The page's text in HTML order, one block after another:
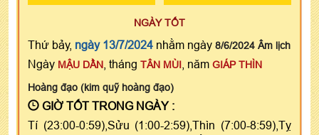
NGÀY TỐT
Thứ bảy, ngày 13/7/2024 nhằm ngày 8/6/2024 Âm lịch
Ngày MẬU DẦN , tháng TÂN MÙI , năm GIÁP THÌN
Hoàng đạo (kim quỹ hoàng đạo)
GIỜ TỐT TRONG NGÀY :
Tí (23:00-0:59),Sửu (1:00-2:59),Thìn (7:00-8:59),Tỵ